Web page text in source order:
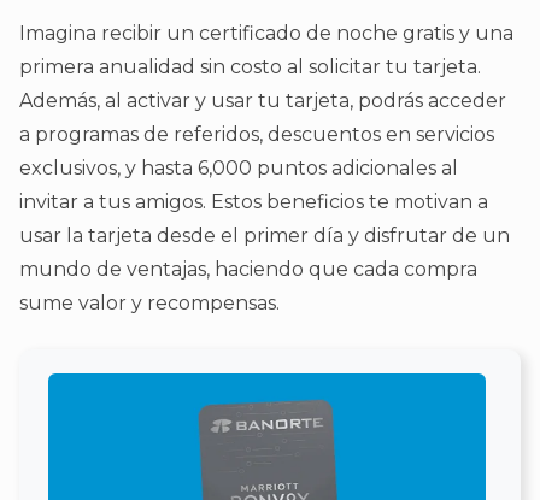
Imagina recibir un certificado de noche gratis y una
primera anualidad sin costo al solicitar tu tarjeta.
Además, al activar y usar tu tarjeta, podrás acceder
a programas de referidos, descuentos en servicios
exclusivos, y hasta 6,000 puntos adicionales al
invitar a tus amigos. Estos beneficios te motivan a
usar la tarjeta desde el primer día y disfrutar de un
mundo de ventajas, haciendo que cada compra
sume valor y recompensas.